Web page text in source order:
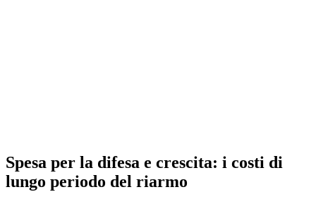
Spesa per la difesa e crescita: i costi di
lungo periodo del riarmo